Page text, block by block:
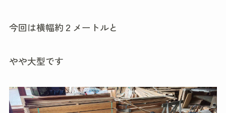
今回は横幅約２メートルと
やや大型です